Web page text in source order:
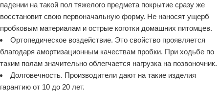
падении на такой пол тяжелого предмета покрытие сразу же
восстановит свою первоначальную форму. Не наносят ущерб
пробковым материалам и острые коготки домашних питомцев.
Ортопедическое воздействие. Это свойство проявляется
благодаря амортизационным качествам пробки. При ходьбе по
таким полам значительно облегчается нагрузка на позвоночник.
Долговечность. Производители дают на такие изделия
гарантию от 10 до 20 лет.